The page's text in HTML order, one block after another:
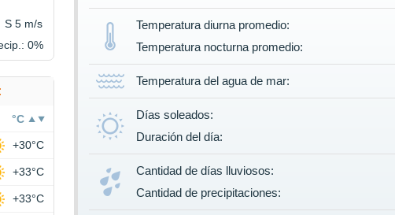
Temperatura diurna promedio:
Temperatura nocturna promedio:
Temperatura del agua de mar:
Días soleados:
Duración del día:
Cantidad de días lluviosos:
Cantidad de precipitaciones:
S 5 m/s
0%
°C
+30°C
+33°C
+33°C